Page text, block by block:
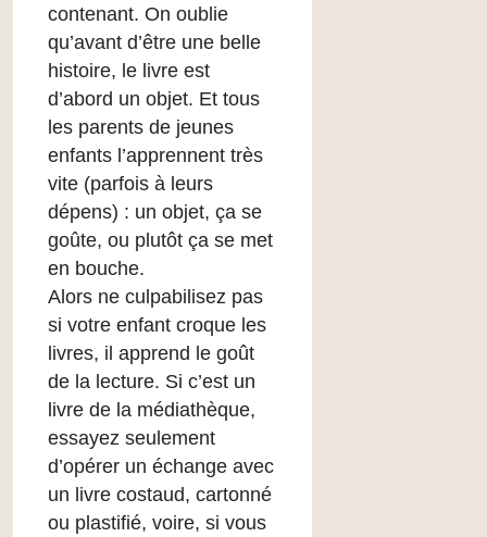
contenant. On oublie
qu’avant d’être une belle
histoire, le livre est
d’abord un objet. Et tous
les parents de jeunes
enfants l’apprennent très
vite (parfois à leurs
dépens) : un objet, ça se
goûte, ou plutôt ça se met
en bouche.
Alors ne culpabilisez pas
si votre enfant croque les
livres, il apprend le goût
de la lecture. Si c’est un
livre de la médiathèque,
essayez seulement
d’opérer un échange avec
un livre costaud, cartonné
ou plastifié, voire, si vous